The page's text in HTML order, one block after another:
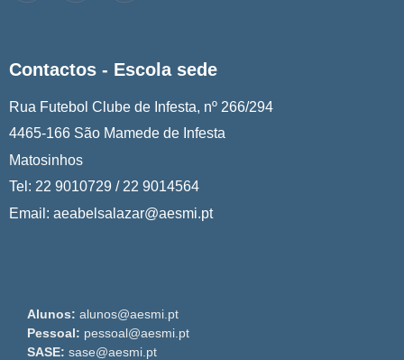
Contactos - Escola sede
Rua Futebol Clube de Infesta, nº 266/294
4465-166 São Mamede de Infesta
Matosinhos
Tel: 22 9010729 / 22 9014564
Email: aeabelsalazar@aesmi.pt
Alunos: alunos@aesmi.pt
Pessoal: pessoal@aesmi.pt
SASE: sase@aesmi.pt